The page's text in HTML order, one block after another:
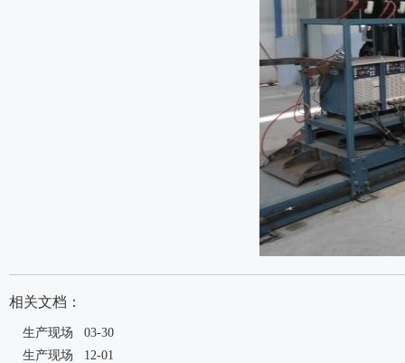
相关文档：
生产现场
03-30
生产现场
12-01